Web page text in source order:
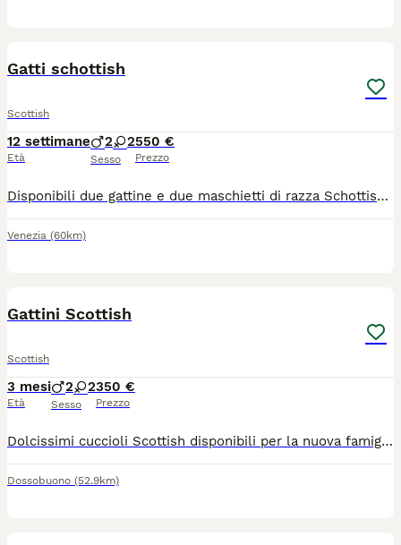
Gatti schottish
Scottish
12 settimane
Età
2 2
Sesso
550 €
Prezzo
Disponibili due gattine e due maschietti di razza Schottish. No Pedigree. Sono nati il 12 maggio. Vengono ceduti vaccinati, sverminate e con il libretto sanitario del Medico Veterinario. Vanno già sulla lettiera. Si cedono a partire dal 12 agosto.
Venezia (60km)
Gattini Scottish
Scottish
3 mesi
Età
2 2
Sesso
350 €
Prezzo
Dolcissimi cuccioli Scottish disponibili per la nuova famiglia ,mangiano da soli e usano la lettiera, Sono molto adorabili e giocherellone Amano stare nella compagnia delle persone Sono già sterminati Per informazioni e foto, scrivetemi
Dossobuono (52.9km)